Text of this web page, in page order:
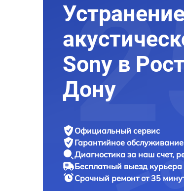
Sony в
Дону
Официальный сервис
Гарантийное обслуживание
Диагностика за наш счет,
Бесплатный выезд курьера
Срочный ремонтот 35